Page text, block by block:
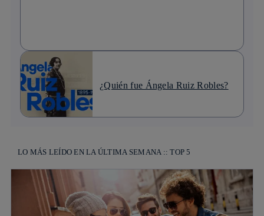
¿Quién fue Ángela Ruiz Robles?
LO MÁS LEÍDO EN LA ÚLTIMA SEMANA :: TOP 5